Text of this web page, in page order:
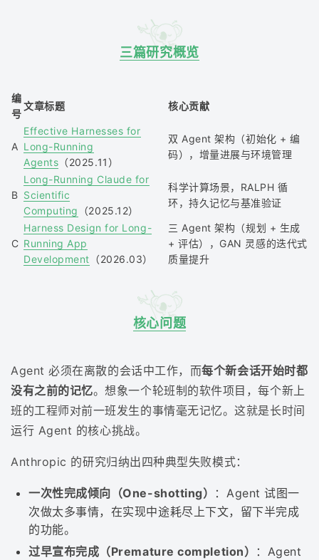
三篇研究概览
编
号
文章标题 核心贡献
A
Effective Harnesses for
Long-Running
Agents （2025.11）
双 Agent 架构（初始化 + 编
码），增量进展与环境管理
B
Long-Running Claude for
Scientific
Computing
（2025.12）
科学计算场景，RALPH 循
环，持久记忆与基准验证
C
Harness Design for Long-
Running App
Development （2026.03）
三 Agent 架构（规划 + 生成
+ 评估），GAN 灵感的迭代式
质量提升
核心问题
Agent 必须在离散的会话中工作，而每个新会话开始时都
没有之前的记忆。想象一个轮班制的软件项目，每个新上
班的工程师对前一班发生的事情毫无记忆。这就是长时间
运行 Agent 的核心挑战。
Anthropic 的研究归纳出四种典型失败模式：
一次性完成倾向（One-shotting）
：Agent 试图一
次做太多事情，在实现中途耗尽上下文，留下半完成
的功能。
过早宣布完成（Premature completion）
：Agent